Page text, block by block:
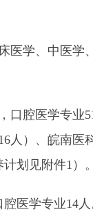
学、中医学
腔医学专业
人）、皖南
划见附件1）。
学专业14